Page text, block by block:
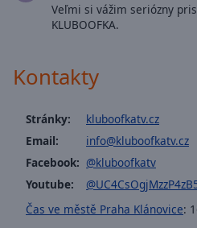
descriptions
Subtitles
subtitles
settings
opens
subtitles
settings
subtitles
Veľmi si vážim seriózny
KLUBOOFKA.
Kontakty
Stránky:
kluboofkatv.cz
Email:
info@kluboofkatv.cz
Facebook: @kluboofkatv
Youtube:
Čas ve městě Praha Klánovice: